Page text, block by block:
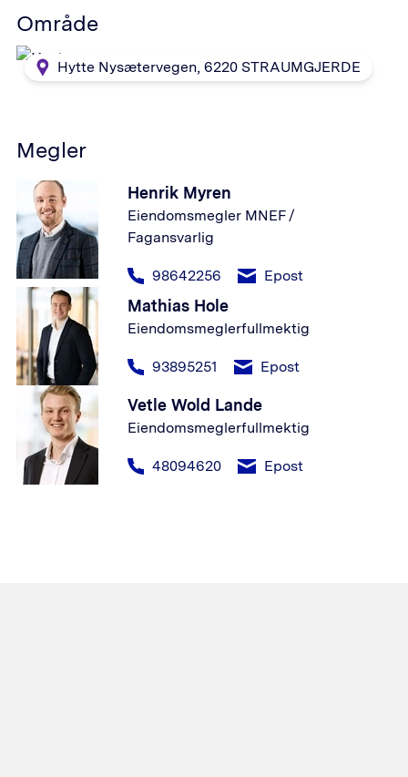
Område
Hytte Nysætervegen, 6220 STRAUMGJERDE
Megler
Henrik Myren
Eiendomsmegler MNEF /
Fagansvarlig
98642256 Epost
Mathias Hole
Eiendomsmeglerfullmektig
93895251 Epost
Vetle Wold Lande
Eiendomsmeglerfullmektig
48094620 Epost